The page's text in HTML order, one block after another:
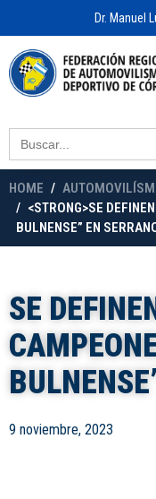
Dr. Manuel
Search
for:
HOME
<STRONG>SE
BULNENSE” EN
SE
9 noviembre, 2023